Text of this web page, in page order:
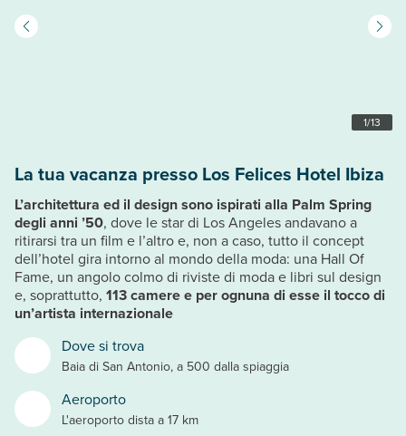
1/13
Dove si trova
Baia di San Antonio, a 500 dalla spiaggia
Aeroporto
L'aeroporto dista a 17 km
La tua vacanza presso Los Felices Hotel Ibiza
L’architettura ed il design sono ispirati alla Palm Spring
degli anni ’50, dove le star di Los Angeles andavano a
ritirarsi tra un film e l’altro e, non a caso, tutto il concept
dell’hotel gira intorno al mondo della moda: una Hall Of
Fame, un angolo colmo di riviste di moda e libri sul design
e, soprattutto, 113 camere e per ognuna di esse il tocco di
un’artista internazionale